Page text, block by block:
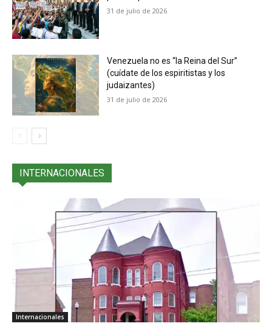
31 de julio de 2026
Venezuela no es “la Reina del Sur”
(cuídate de los espiritistas y los
judaizantes)
31 de julio de 2026
INTERNACIONALES
Internacionales